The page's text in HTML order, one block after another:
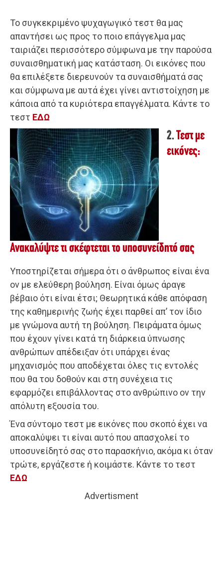
Το συγκεκριμένο ψυχαγωγικό τεστ θα μας
απαντήσει ως προς το ποιο επάγγελμα μας
ταιριάζει περισσότερο σύμφωνα με την παρούσα
συναισθηματική μας κατάσταση. Οι εικόνες που
θα επιλέξετε διερευνούν τα συναισθήματά σας
και σύμφωνα με αυτά έχει γίνει αντιστοίχηση με
κάποια από τα κυριότερα επαγγέλματα. Κάντε το
τεστ ΕΔΩ
2.Τεστ με
εικόνες:
Ανακαλύψτε τι σκέφτεται το υποσυνείδητό σας
Υποστηρίζεται σήμερα ότι ο άνθρωπος είναι ένα
ον με ελεύθερη βούληση. Είναι όμως άραγε
βέβαιο ότι είναι έτσι; Θεωρητικά κάθε απόφαση
της καθημερινής ζωής έχει παρθεί απ’ τον ίδιο
με γνώμονα αυτή τη βούληση. Πειράματα όμως
που έχουν γίνει κατά τη διάρκεια ύπνωσης
ανθρώπων απέδειξαν ότι υπάρχει ένας
μηχανισμός που αποδέχεται όλες τις εντολές
που θα του δοθούν και στη συνέχεια τις
εφαρμόζει επιβάλλοντας στο ανθρώπινο ον την
απόλυτη εξουσία του.
Ένα σύντομο τεστ με εικόνες που σκοπό έχει να
αποκαλύψει τι είναι αυτό που απασχολεί το
υποσυνείδητό σας στο παρασκήνιο, ακόμα κι όταν
τρώτε, εργάζεστε ή κοιμάστε. Κάντε το τεστ
ΕΔΩ
Advertisment